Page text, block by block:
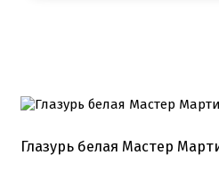
Глазурь белая Мастер